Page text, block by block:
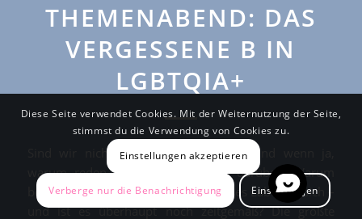
THEMENABEND: DAS
VERGESSENE B IN
LGBTQIA+
Sind wir nicht alle ein bisschen bi? Und wenn ja,
warum reden wir dann so wenig darüber? Warum
benutzen nur so wenige von uns dieses Label für sich –
und ist es überhaupt noch zeitgemäß? Die größte
Diese Seite verwendet Cookies. Mit der Weiternutzung der Seite,
stimmst du die Verwendung von Cookies zu.
Einstellungen akzeptieren
Verberge nur die Benachrichtigung Einstellungen